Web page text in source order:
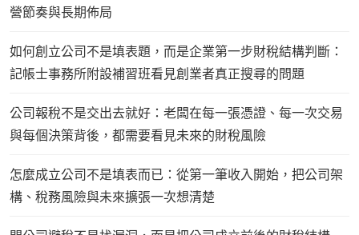
營節奏與長期佈局
如何創立公司不是填表題，而是企業第一步財稅結構判斷：
記帳士事務所附設補習班看見創業者真正搜尋的問題
公司報稅不是交出去就好：老闆在每一張憑證、每一次交易
與每個決策背後，都需要看見未來的財稅風險
怎麼成立公司不是填表而已：從第一筆收入開始，把公司架
構、稅務風險與未來擴張一次想清楚